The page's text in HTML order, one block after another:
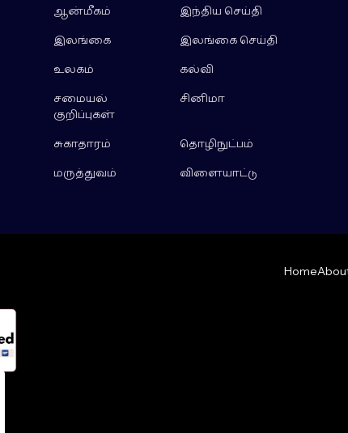
ஆன்மீகம்
இந்திய செய்தி
இலங்கை
இலங்கை செய்தி
உலகம்
கல்வி
சமையல்
குறிப்புகள்
சினிமா
சுகாதாரம்
தொழிநுட்பம்
மருத்துவம்
விளையாட்டு
Home